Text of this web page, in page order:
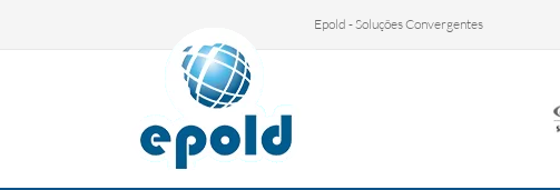
Epold - Soluções Convergentes